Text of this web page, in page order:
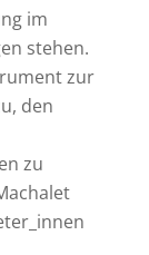
im
stehen.
zur
den
zu